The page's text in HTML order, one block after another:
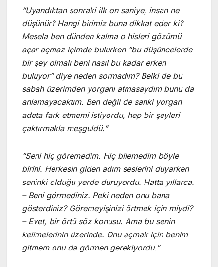
“Uyandıktan sonraki ilk on saniye, insan ne
düşünür? Hangi birimiz buna dikkat eder ki?
Mesela ben dünden kalma o hisleri gözümü
açar açmaz içimde bulurken “bu düşüncelerde
bir şey olmalı beni nasıl bu kadar erken
buluyor” diye neden sormadım? Belki de bu
sabah üzerimden yorganı atmasaydım bunu da
anlamayacaktım. Ben değil de sanki yorgan
adeta fark etmemi istiyordu, hep bir şeyleri
çaktırmakla meşguldü.”
“Seni hiç göremedim. Hiç bilemedim böyle
birini. Herkesin giden adım seslerini duyarken
seninki olduğu yerde duruyordu. Hatta yıllarca.
– Beni görmediniz. Peki neden onu bana
gösterdiniz? Göremeyişinizi örtmek için miydi?
– Evet, bir örtü söz konusu. Ama bu senin
kelimelerinin üzerinde. Onu açmak için benim
gitmem onu da görmen gerekiyordu.”